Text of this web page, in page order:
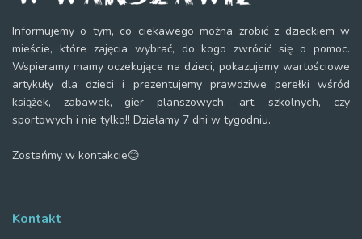
Informujemy o tym, co ciekawego można zrobić z dzieckiem w
mieście, które zajęcia wybrać, do kogo zwrócić się o pomoc.
Wspieramy mamy oczekujące na dzieci, pokazujemy wartościowe
artykuły dla dzieci i prezentujemy prawdziwe perełki wśród
książek, zabawek, gier planszowych, art. szkolnych, czy
sportowych i nie tylko!! Działamy 7 dni w tygodniu.
Zostańmy w kontakcie😊
Kontakt